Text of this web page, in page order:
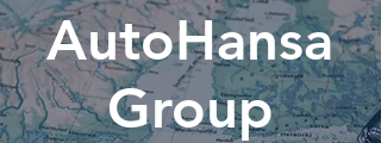
AutoHansa
Group